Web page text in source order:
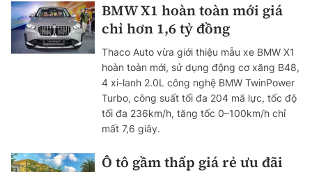
BMW X1 hoàn toàn mới giá
chỉ hơn 1,6 tỷ đồng
Thaco Auto vừa giới thiệu mẫu xe BMW X1
hoàn toàn mới, sử dụng động cơ xăng B48,
4 xi-lanh 2.0L công nghệ BMW TwinPower
Turbo, công suất tối đa 204 mã lực, tốc độ
tối đa 236km/h, tăng tốc 0–100km/h chỉ
mất 7,6 giây.
Ô tô gầm thấp giá rẻ ưu đãi